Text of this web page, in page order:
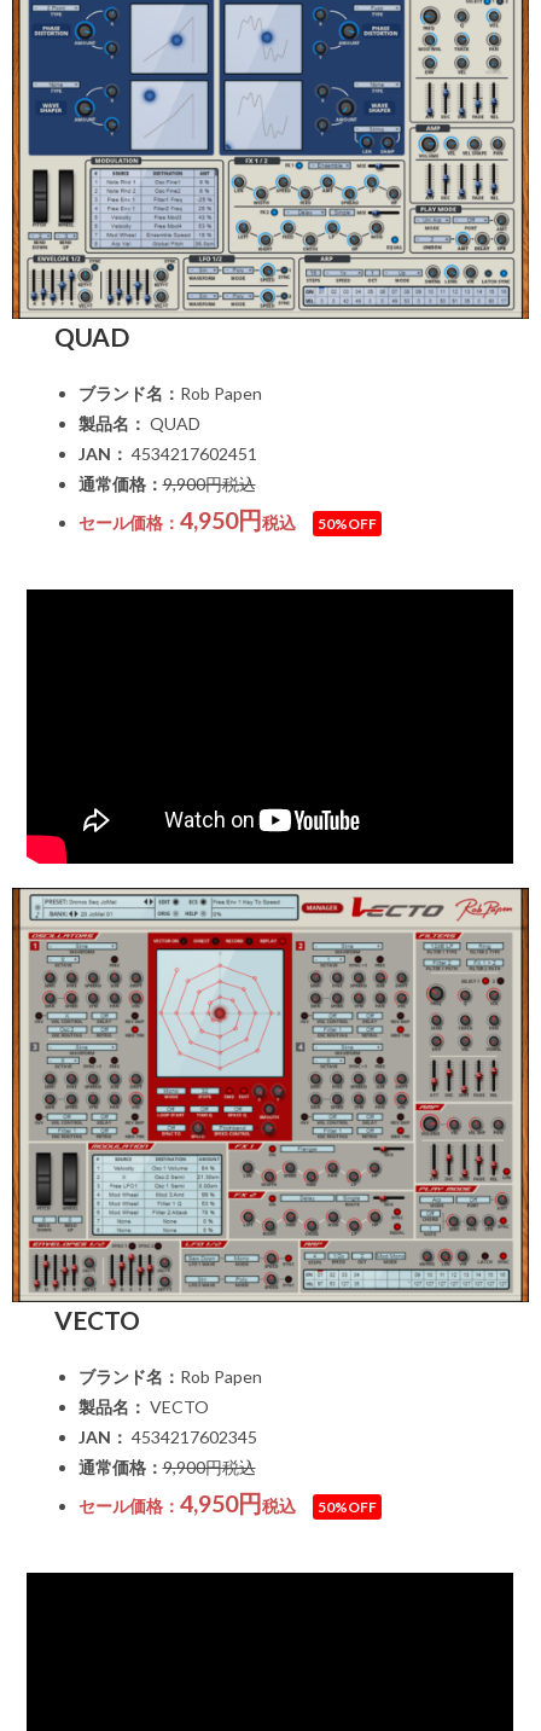
QUAD
ブランド名： Rob Papen
製品名： QUAD
JAN： 4534217602451
通常価格：9,900円税込
セール価格： 4,950円税込 50%OFF
VECTO
ブランド名： Rob Papen
製品名： VECTO
JAN： 4534217602345
通常価格：9,900円税込
セール価格： 4,950円税込 50%OFF